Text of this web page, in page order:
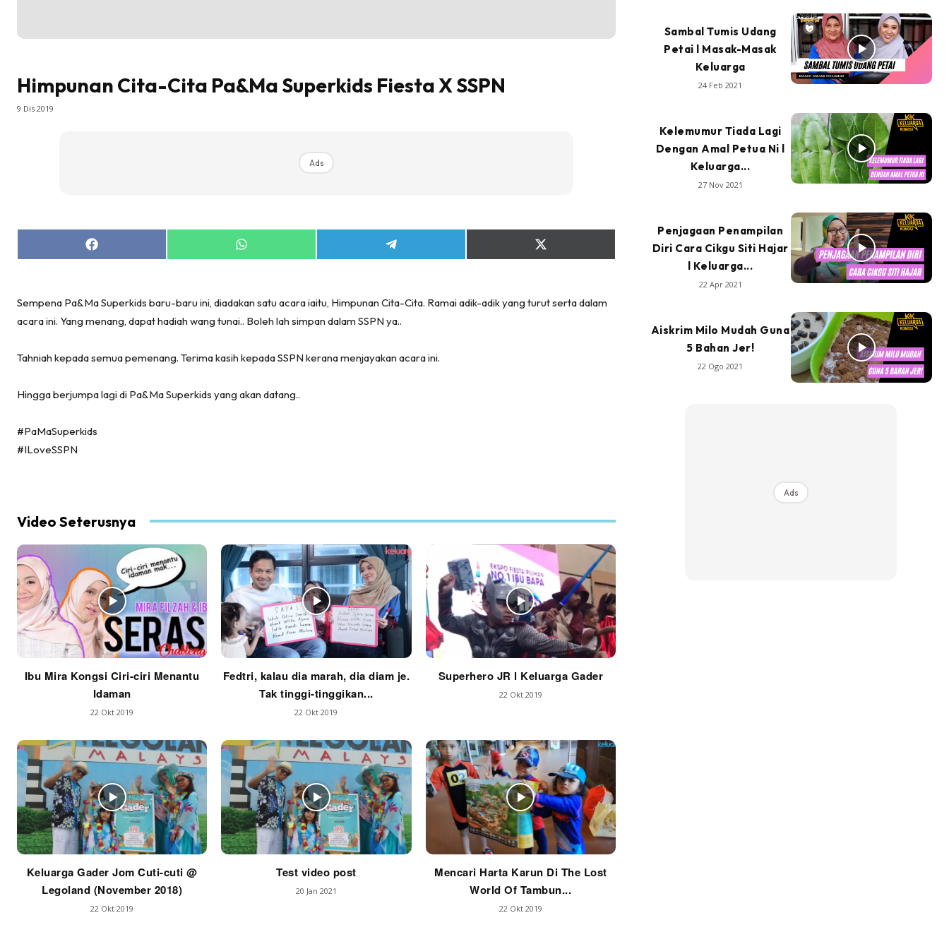
Himpunan Cita-Cita Pa&Ma Superkids Fiesta X SSPN
9 Dis 2019
Ads
Share
on
Share
on
Share
on
Share
on
Sempena Pa&Ma Superkids baru-baru ini, diadakan satu acara iaitu, Himpunan Cita-Cita. Ramai adik-adik yang turut serta dalam
acara ini. Yang menang, dapat hadiah wang tunai.. Boleh lah simpan dalam SSPN ya..
Tahniah kepada semua pemenang. Terima kasih kepada SSPN kerana menjayakan acara ini.
Hingga berjumpa lagi di Pa&Ma Superkids yang akan datang..
#PaMaSuperkids
#ILoveSSPN
Video Seterusnya
Ibu Mira Kongsi Ciri-ciri Menantu
Idaman
22 Okt 2019
Fedtri, kalau dia marah, dia diam je.
Tak tinggi-tinggikan...
22 Okt 2019
Superhero JR l Keluarga Gader
22 Okt 2019
Keluarga Gader Jom Cuti-cuti @
Legoland (November 2018)
22 Okt 2019
Test video post
20 Jan 2021
Mencari Harta Karun Di The Lost
World Of Tambun...
22 Okt 2019
Sambal Tumis Udang
Petai l Masak-Masak
Keluarga
24 Feb 2021
Kelemumur Tiada Lagi
Dengan Amal Petua Ni l
Keluarga...
27 Nov 2021
Penjagaan Penampilan
Diri Cara Cikgu Siti Hajar
l Keluarga...
22 Apr 2021
Aiskrim Milo Mudah Guna
5 Bahan Jer!
22 Ogo 2021
Ads